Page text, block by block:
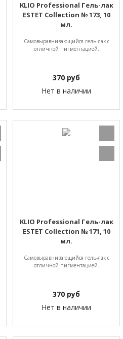
KLIO Professional Гель-лак
ESTET Collection № 173, 10
мл.
Самовыравнивающийся гель-лак с
отличной пигментацией.
370 руб
Нет в наличии
KLIO Professional Гель-лак
ESTET Collection № 171, 10
мл.
Самовыравнивающийся гель-лак с
отличной пигментацией.
370 руб
Нет в наличии